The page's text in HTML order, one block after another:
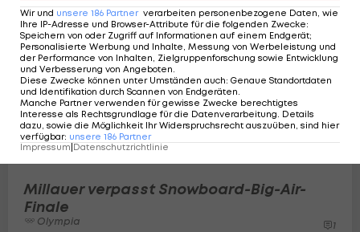
Millauer verpasst Snowboard-Big-Air-
Finale
Olympia 1
Wir und unsere 186 Partner verarbeiten personenbezogene Daten, wie
Ihre IP-Adresse und Browser-Attribute für die folgenden Zwecke:
Speichern von oder Zugriff auf Informationen auf einem Endgerät;
Personalisierte Werbung und Inhalte, Messung von Werbeleistung und
der Performance von Inhalten, Zielgruppenforschung sowie Entwicklung
und Verbesserung von Angeboten.
Diese Zwecke können unter Umständen auch: Genaue Standortdaten
und Identifikation durch Scannen von Endgeräten.
Manche Partner verwenden für gewisse Zwecke berechtigtes
Interesse als Rechtsgrundlage für die Datenverarbeitung. Details
dazu, sowie die Möglichkeit Ihr Widerspruchsrecht auszuüben, sind hier
verfügbar: unsere 186 Partner
Impressum Datenschutzrichtlinie